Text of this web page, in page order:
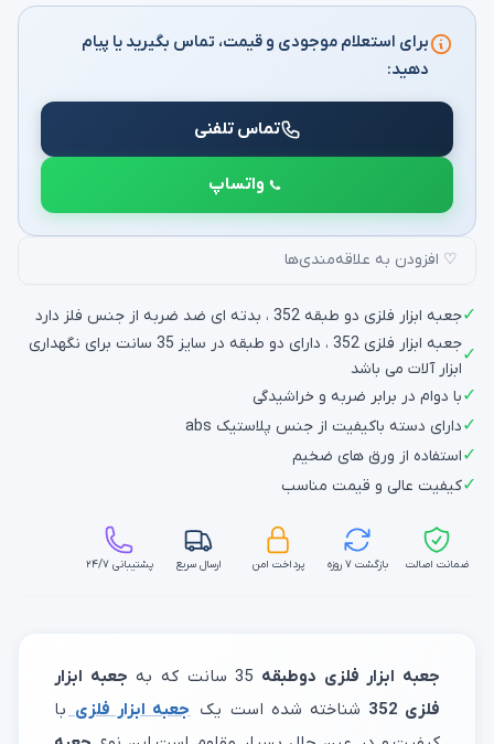
برای استعلام موجودی و قیمت، تماس بگیرید یا پیام
دهید:
تماس تلفنی
واتساپ
♡ افزودن به علاقه‌مندی‌ها
✓جعبه ابزار فلزی دو طبقه 352 ، بدته ای ضد ضربه از جنس فلز دارد
✓
جعبه ابزار فلزی 352 ، دارای دو طبقه در سایز 35 سانت برای نگهداری
ابزار آلات می باشد
✓با دوام در برابر ضربه و خراشیدگی
✓دارای دسته باکیفیت از جنس پلاستیک abs
✓استفاده از ورق های ضخیم
✓کیفیت عالی و قیمت مناسب
ضمانت اصالت بازگشت ۷ روزه پرداخت امن ارسال سریع پشتیبانی ۲۴/۷
جعبه ابزار فلزی دوطبقه
جعبه ابزار
فلزی 352
شناخته شده است یک جعبه ابزار فلزی با